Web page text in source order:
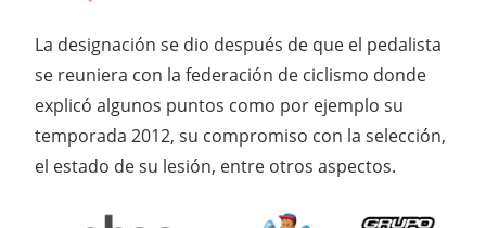
La designación se dio después de que el pedalista
se reuniera con la federación de ciclismo donde
explicó algunos puntos como por ejemplo su
temporada 2012, su compromiso con la selección,
el estado de su lesión, entre otros aspectos.